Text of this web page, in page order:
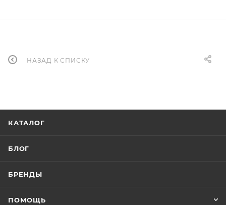
НАЗАД К СПИСКУ
КАТАЛОГ
БЛОГ
БРЕНДЫ
ПОМОЩЬ